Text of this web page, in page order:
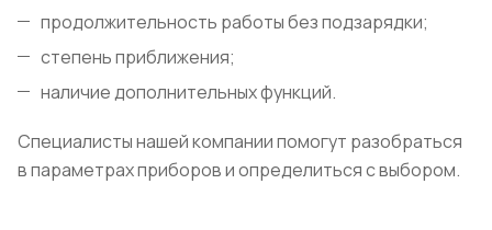
продолжительность работы без подзарядки;
степень приближения;
наличие дополнительных функций.
Специалисты нашей компании помогут разобраться
в параметрах приборов и определиться с выбором.